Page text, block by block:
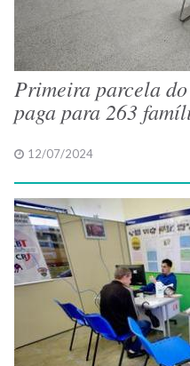
Primeira parcela
paga para 263
12/07/2024